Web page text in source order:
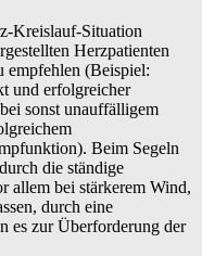
Kreislauf-Situation
Herzpatienten
empfehlen (Beispiel:
und erfolgreicher
sonst unauffälligem
Beim Segeln
die ständige
allem bei stärkerem Wind,
durch eine
es zur Überforderung der